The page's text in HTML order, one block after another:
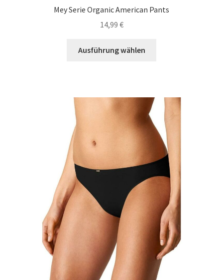
Mey Serie Organic American Pants
14,99 €
Ausführung wählen
auf.
Die
Optionen
können
auf
Produktseite
gewählt
werden